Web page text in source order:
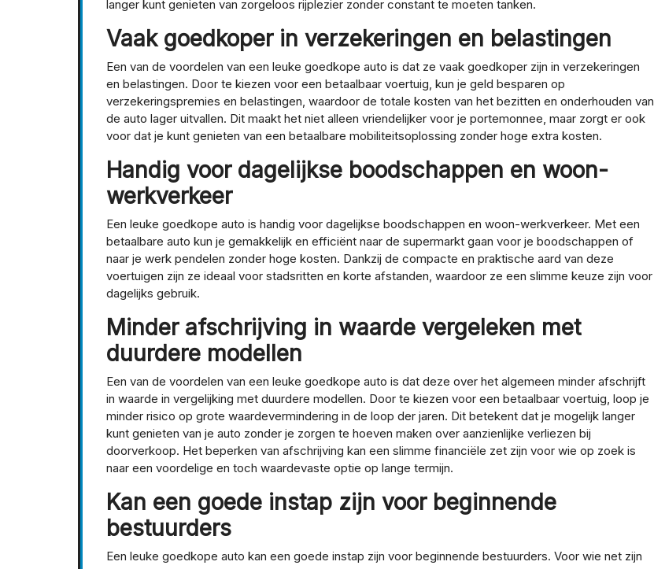
langer kunt genieten van zorgeloos rijplezier zonder constant te moeten tanken.
Vaak goedkoper in verzekeringen en belastingen
Een van de voordelen van een leuke goedkope auto is dat ze vaak goedkoper zijn in verzekeringen
en belastingen. Door te kiezen voor een betaalbaar voertuig, kun je geld besparen op
verzekeringspremies en belastingen, waardoor de totale kosten van het bezitten en onderhouden van
de auto lager uitvallen. Dit maakt het niet alleen vriendelijker voor je portemonnee, maar zorgt er ook
voor dat je kunt genieten van een betaalbare mobiliteitsoplossing zonder hoge extra kosten.
Handig voor dagelijkse boodschappen en woon-
werkverkeer
Een leuke goedkope auto is handig voor dagelijkse boodschappen en woon-werkverkeer. Met een
betaalbare auto kun je gemakkelijk en efficiënt naar de supermarkt gaan voor je boodschappen of
naar je werk pendelen zonder hoge kosten. Dankzij de compacte en praktische aard van deze
voertuigen zijn ze ideaal voor stadsritten en korte afstanden, waardoor ze een slimme keuze zijn voor
dagelijks gebruik.
Minder afschrijving in waarde vergeleken met
duurdere modellen
Een van de voordelen van een leuke goedkope auto is dat deze over het algemeen minder afschrijft
in waarde in vergelijking met duurdere modellen. Door te kiezen voor een betaalbaar voertuig, loop je
minder risico op grote waardevermindering in de loop der jaren. Dit betekent dat je mogelijk langer
kunt genieten van je auto zonder je zorgen te hoeven maken over aanzienlijke verliezen bij
doorverkoop. Het beperken van afschrijving kan een slimme financiële zet zijn voor wie op zoek is
naar een voordelige en toch waardevaste optie op lange termijn.
Kan een goede instap zijn voor beginnende
bestuurders
Een leuke goedkope auto kan een goede instap zijn voor beginnende bestuurders. Voor wie net zijn